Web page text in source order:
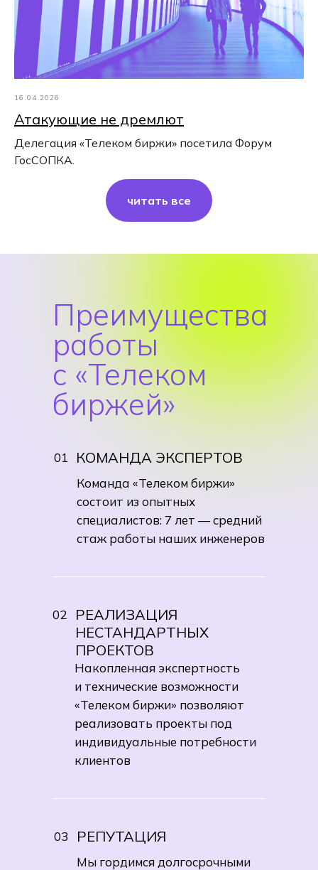
16.04.2026
Атакующие не дремлют
Делегация «Телеком биржи» посетила Форум
ГосСОПКА.
читать все
01
Команда «Телеком биржи»
состоит из опытных
специалистов: 7 лет — средний
стаж работы наших инженеров
КОМАНДА ЭКСПЕРТОВ
Накопленная экспертность
и технические возможности
«Телеком биржи» позволяют
реализовать проекты под
индивидуальные потребности
клиентов
02
РЕАЛИЗАЦИЯ
НЕСТАНДАРТНЫХ
ПРОЕКТОВ
Преимущества
работы
с «Телеком
биржей»
Мы гордимся долгосрочными
03 РЕПУТАЦИЯ